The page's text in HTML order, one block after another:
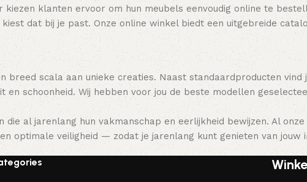
klanten ervoor om hun meubels eenvoudig online te
dat bij je past. Onze online winkel biedt een uitgebreide
scala aan unieke creaties. Naast standaardproducten
schoonheid. Wij hebben voor jou de beste modellen
al jarenlang hun vakmanschap en eerlijkheid bewijzen. Al
optimale veiligheid — zodat je jarenlang kunt genieten van jouw